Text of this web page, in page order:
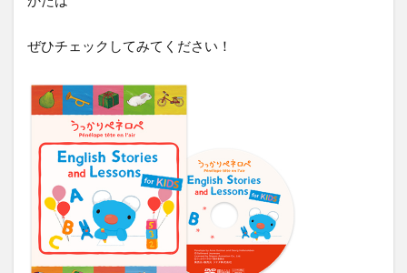
ぜひチェックしてみてください！